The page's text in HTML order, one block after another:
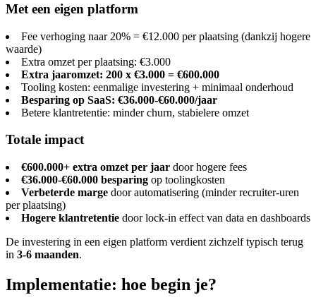
Met een eigen platform
Fee verhoging naar 20% = €12.000 per plaatsing (dankzij hogere
waarde)
Extra omzet per plaatsing: €3.000
Extra jaaromzet: 200 x €3.000 = €600.000
Tooling kosten: eenmalige investering + minimaal onderhoud
Besparing op SaaS: €36.000-€60.000/jaar
Betere klantretentie: minder churn, stabielere omzet
Totale impact
€600.000+ extra omzet per jaar door hogere fees
€36.000-€60.000 besparing op toolingkosten
Verbeterde marge door automatisering (minder recruiter-uren
per plaatsing)
Hogere klantretentie door lock-in effect van data en dashboards
De investering in een eigen platform verdient zichzelf typisch terug
in 3-6 maanden.
Implementatie: hoe begin je?